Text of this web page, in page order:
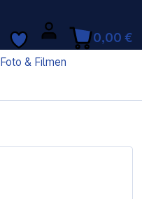
0,00 €
Foto & Filmen